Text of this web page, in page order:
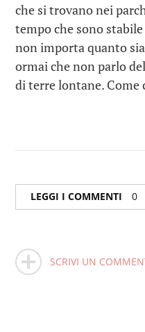
che si trovano nei
tempo che sono
non importa quanto
ormai che non parlo
di terre lontane. Come
LEGGI I COMMENTI 0
SCRIVI UN